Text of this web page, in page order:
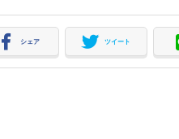
シェア ツイート